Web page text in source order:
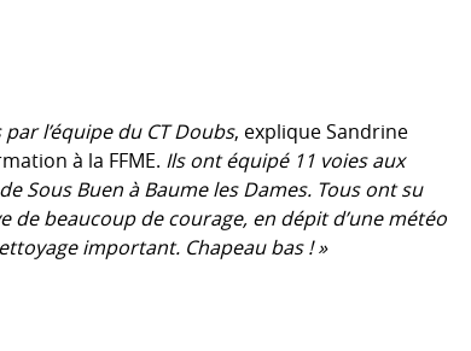
l’équipe du CT Doubs, explique Sandrine
à la FFME. Ils ont équipé 11 voies aux
Sous Buen à Baume les Dames. Tous ont su
beaucoup de courage, en dépit d’une météo
important. Chapeau bas ! »